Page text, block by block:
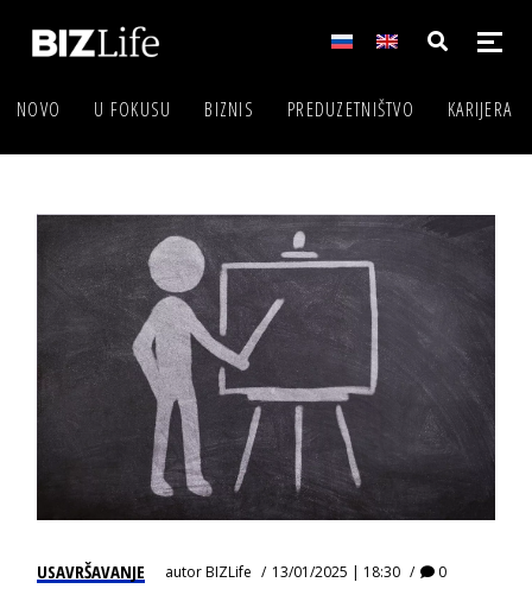
NOVO U FOKUSU BIZNIS PREDUZETNIŠTVO KARIJERA
USAVRŠAVANJE autorBIZLife 13/01/2025 | 18:30 0